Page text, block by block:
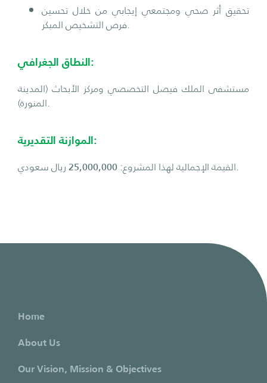
تحقيق أثر صحي ومجتمعي إيجابي من خلال تحسين
فرص التشخيص المبكر.
النطاق الجغرافي:
مستشفى الملك فيصل التخصصي ومركز الأبحاث (المدينة
المنورة).
الموازنة التقديرية:
القيمة الإجمالية لهذا المشروع:25,000,000 ريال سعودي.
Home
About Us
Our Vision, Mission & Objectives